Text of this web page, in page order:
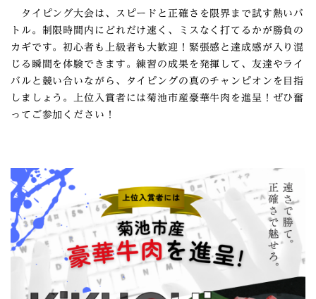
タイピング大会は、スピードと正確さを限界まで試す熱いバ
トル。制限時間内にどれだけ速く、ミスなく打てるかが勝負の
カギです。初心者も上級者も大歓迎！緊張感と達成感が入り混
じる瞬間を体験できます。練習の成果を発揮して、友達やライ
バルと競い合いながら、タイピングの真のチャンピオンを目指
しましょう。上位入賞者には菊池市産豪華牛肉を進呈！ぜひ奮
ってご参加ください！